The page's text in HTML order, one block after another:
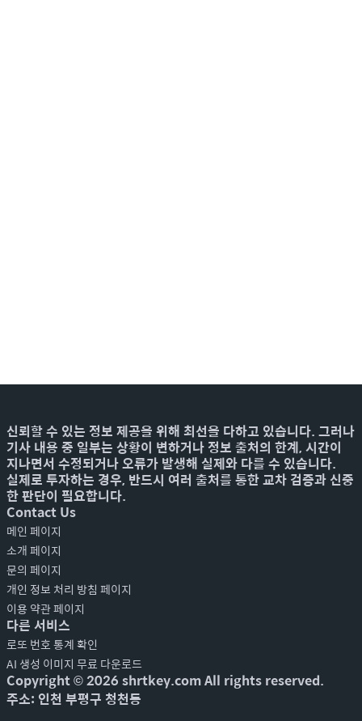
신뢰할 수 있는 정보 제공을 위해 최선을 다하고 있습니다. 그러나
기사 내용 중 일부는 상황이 변하거나 정보 출처의 한계, 시간이
지나면서 수정되거나 오류가 발생해 실제와 다를 수 있습니다.
실제로 투자하는 경우, 반드시 여러 출처를 통한 교차 검증과 신중
한 판단이 필요합니다.
Contact Us
메인 페이지
소개 페이지
문의 페이지
개인 정보 처리 방침 페이지
이용 약관 페이지
다른 서비스
로또 번호 통계 확인
AI 생성 이미지 무료 다운로드
Copyright ©2026 shrtkey.com All rights reserved.
주소: 인천 부평구 청천동